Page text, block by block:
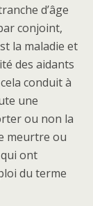
d’âge
conjoint,
la maladie et
des aidants
conduit à
une
ou non la
meurtre ou
qui ont
du terme